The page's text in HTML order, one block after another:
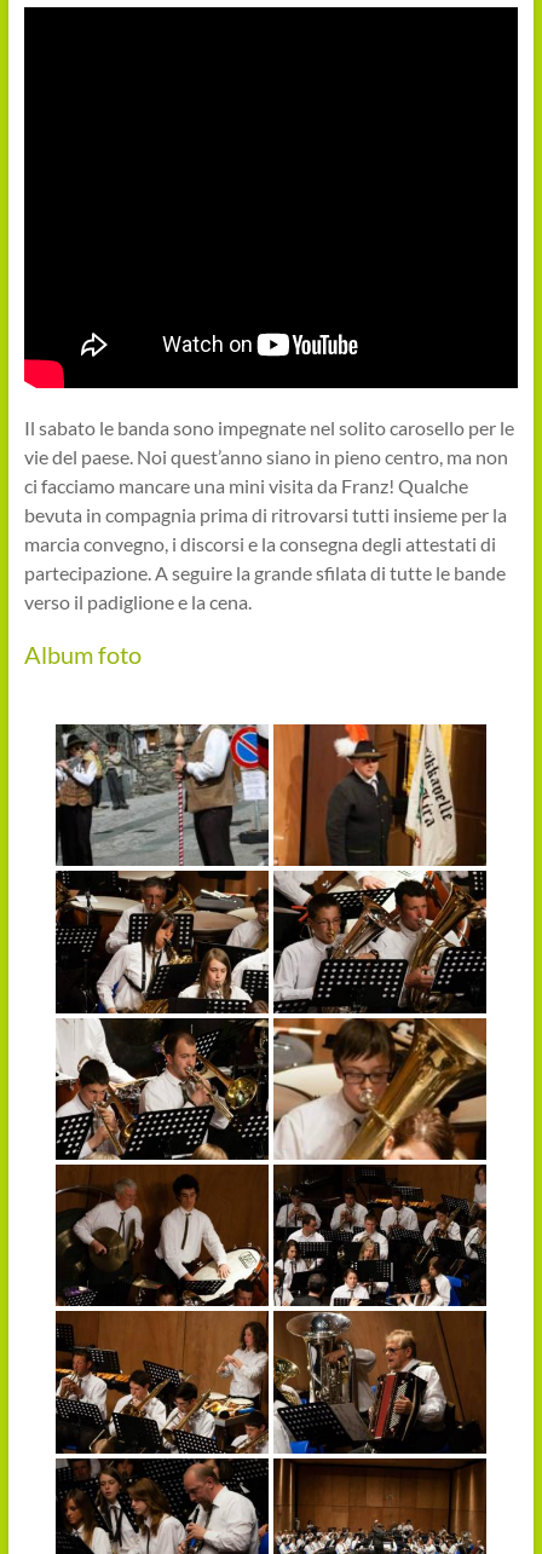
Il sabato le banda sono impegnate nel solito carosello per le
vie del paese. Noi quest’anno siano in pieno centro, ma non
ci facciamo mancare una mini visita da Franz! Qualche
bevuta in compagnia prima di ritrovarsi tutti insieme per la
marcia convegno, i discorsi e la consegna degli attestati di
partecipazione. A seguire la grande sfilata di tutte le bande
verso il padiglione e la cena.
Album foto